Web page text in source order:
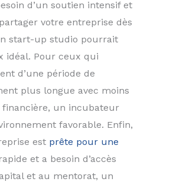
d’un soutien intensif et
votre entreprise dès
start-up studio pourrait
idéal. Pour ceux qui
d’une période de
plus longue avec moins
financière, un incubateur
favorable. Enfin,
est prête pour une
et a besoin d’accès
et au mentorat, un